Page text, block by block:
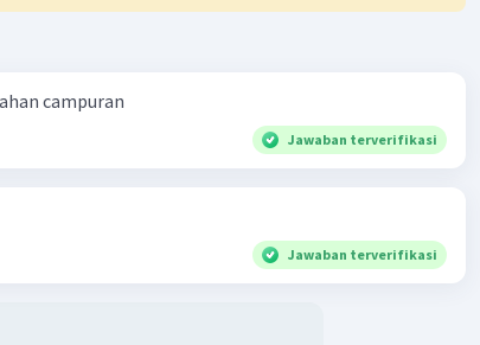
Iklan
tepat untuk soal tersebut adalah
campuran
Jawaban terverifikasi
Jawaban terverifikasi